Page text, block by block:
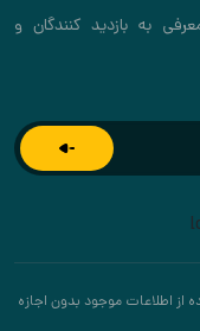
به بازدید کنندگان و
از اطلاعات موجود بدون اجازه